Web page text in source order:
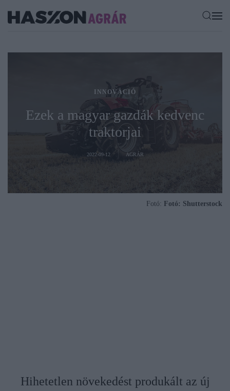
INNOVÁCIÓ
Ezek a magyar gazdák kedvenc
traktorjai
2022-09-12 AGRÁR
Fotó: Fotó: Shutterstock
Hihetetlen növekedést produkált az új